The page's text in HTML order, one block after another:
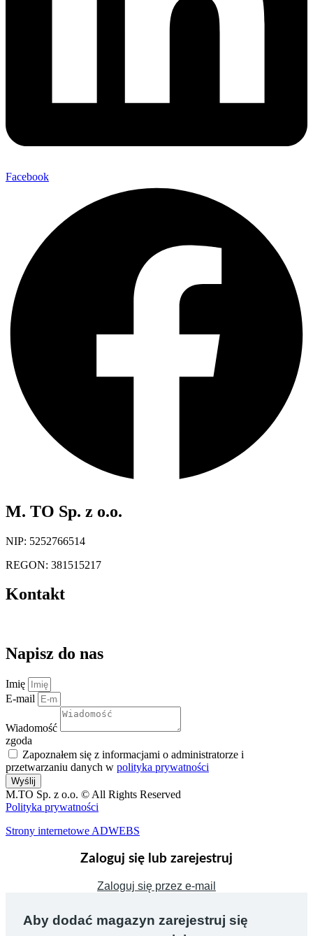
Facebook
M. TO Sp. z o.o.
NIP: 5252766514
REGON: 381515217
Kontakt
Napisz do nas
Imię
E-mail
Wiadomość
zgoda
Zapoznałem się z informacjami o administratorze i
przetwarzaniu danych w polityka prywatności
Wyślij
M.TO Sp. z o.o. © All Rights Reserved
Polityka prywatności
Strony internetowe ADWEBS
Zaloguj się lub zarejestruj
Zaloguj się przez e-mail
Aby dodać magazyn zarejestruj się